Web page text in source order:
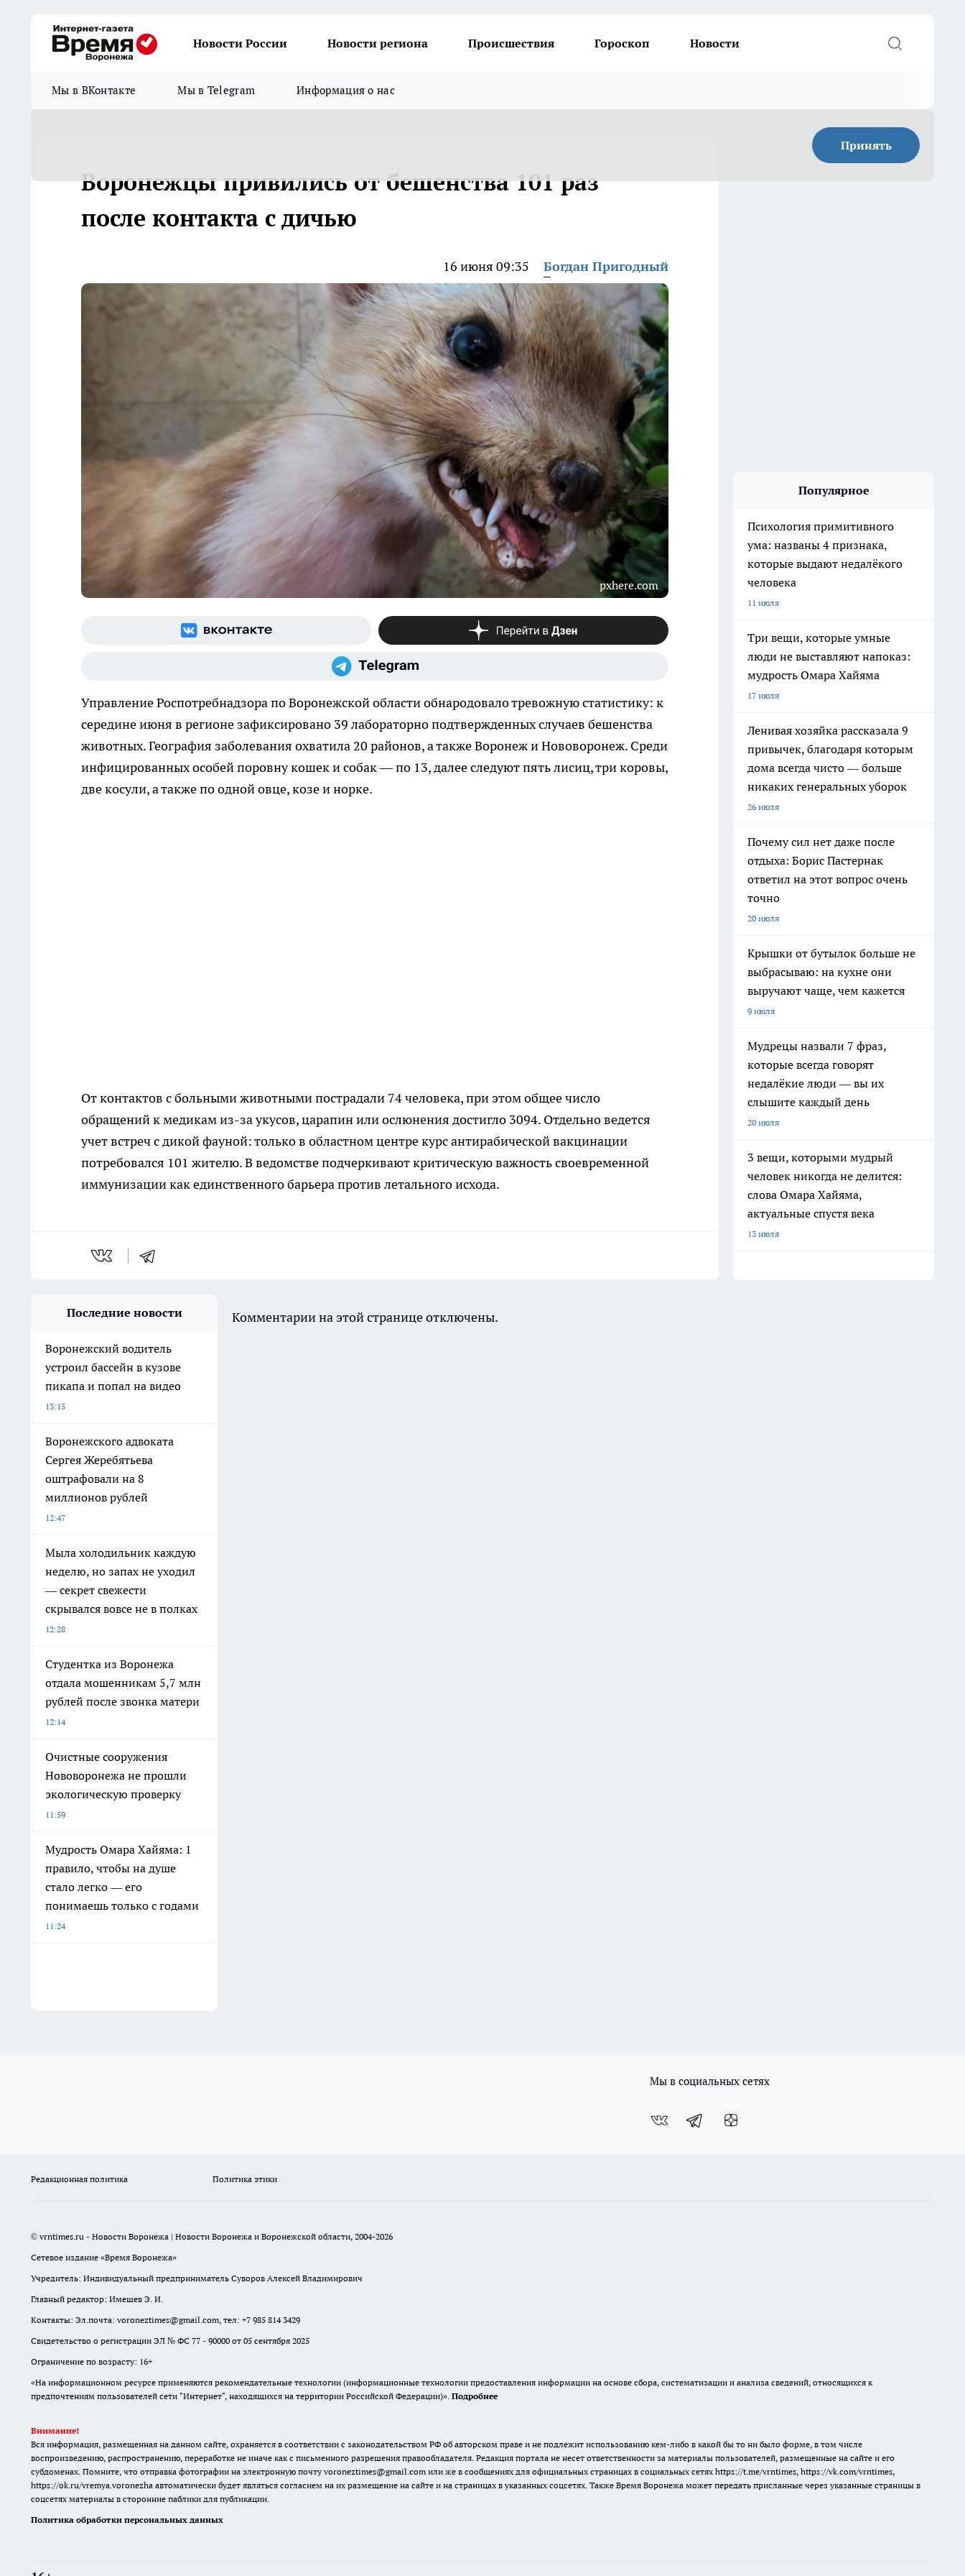
Новости России Новости региона Происшествия Гороскоп Новости
Мы в ВКонтакте Мы в Telegram Информация о нас
Принять
Воронежцы привились от бешенства 101 раз
после контакта с дичью
16 июня 09:35 Богдан Пригодный
pxhere.com
Управление Роспотребнадзора по Воронежской области обнародовало тревожную статистику: к
середине июня в регионе зафиксировано 39 лабораторно подтвержденных случаев бешенства
животных. География заболевания охватила 20 районов, а также Воронеж и Нововоронеж. Среди
инфицированных особей поровну кошек и собак — по 13, далее следуют пять лисиц, три коровы,
две косули, а также по одной овце, козе и норке.
От контактов с больными животными пострадали 74 человека, при этом общее число
обращений к медикам из-за укусов, царапин или ослюнения достигло 3094. Отдельно ведется
учет встреч с дикой фауной: только в областном центре курс антирабической вакцинации
потребовался 101 жителю. В ведомстве подчеркивают критическую важность своевременной
иммунизации как единственного барьера против летального исхода.
Популярное
Психология примитивного
ума: названы 4 признака,
которые выдают недалёкого
человека
11 июля
Три вещи, которые умные
люди не выставляют напоказ:
мудрость Омара Хайяма
17 июля
Ленивая хозяйка рассказала 9
привычек, благодаря которым
дома всегда чисто — больше
никаких генеральных уборок
26 июля
Почему сил нет даже после
отдыха: Борис Пастернак
ответил на этот вопрос очень
точно
20 июля
Крышки от бутылок больше не
выбрасываю: на кухне они
выручают чаще, чем кажется
9 июля
Мудрецы назвали 7 фраз,
которые всегда говорят
недалёкие люди — вы их
слышите каждый день
20 июля
3 вещи, которыми мудрый
человек никогда не делится:
слова Омара Хайяма,
актуальные спустя века
13 июля
Последние новости
Воронежский водитель
устроил бассейн в кузове
пикапа и попал на видео
13:15
Воронежского адвоката
Сергея Жеребятьева
оштрафовали на 8
миллионов рублей
12:47
Мыла холодильник каждую
неделю, но запах не уходил
— секрет свежести
скрывался вовсе не в полках
12:28
Студентка из Воронежа
отдала мошенникам 5,7 млн
рублей после звонка матери
12:14
Очистные сооружения
Нововоронежа не прошли
экологическую проверку
11:59
Мудрость Омара Хайяма: 1
правило, чтобы на душе
стало легко — его
понимаешь только с годами
11:24
Комментарии на этой странице отключены.
Мы в социальных сетях
Редакционная политика Политика этики
© vrntimes.ru - Новости Воронежа | Новости Воронежа и Воронежской области, 2004-2026
Сетевое издание «Время Воронежа»
Учредитель: Индивидуальный предприниматель Суворов Алексей Владимирович
Главный редактор: Имешев Э. И.
Контакты: Эл.почта: voroneztimes@gmail.com, тел: +7 985 814 3429
Свидетельство о регистрации ЭЛ № ФС 77 - 90000 от 05 сентября 2025
Ограничение по возрасту: 16+
«На информационном ресурсе применяются рекомендательные технологии (информационные технологии предоставления информации на основе сбора, систематизации и анализа сведений, относящихся к
предпочтениям пользователей сети "Интернет", находящихся на территории Российской Федерации)». Подробнее
Внимание!
Вся информация, размещенная на данном сайте, охраняется в соответствии с законодательством РФ об авторском праве и не подлежит использованию кем-либо в какой бы то ни было форме, в том числе
воспроизведению, распространению, переработке не иначе как с письменного разрешения правообладателя. Редакция портала не несет ответственности за материалы пользователей, размещенные на сайте и его
субдоменах. Помните, что отправка фотографии на электронную почту voroneztimes@gmail.com или же в сообщениях для официальных страницах в социальных сетях https://t.me/vrntimes, https://vk.com/vrntimes,
https://ok.ru/vremya.voronezha автоматически будет являться согласием на их размещение на сайте и на страницах в указанных соцсетях. Также Время Воронежа может передать присланные через указанные страницы в
соцсетях материалы в сторонние паблики для публикации.
Политика обработки персональных данных